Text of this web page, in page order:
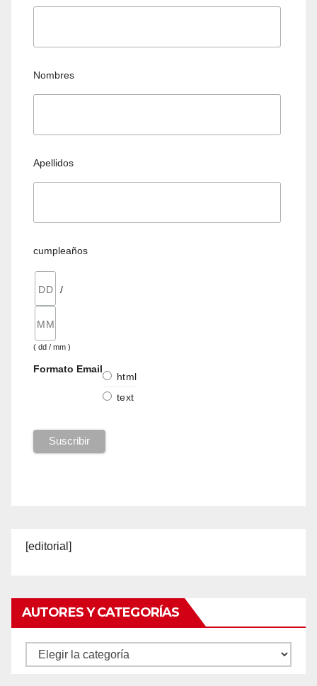
Nombres
Apellidos
cumpleaños
/
( dd / mm )
Formato Email
html
text
[editorial]
AUTORES Y CATEGORÍAS
Autores